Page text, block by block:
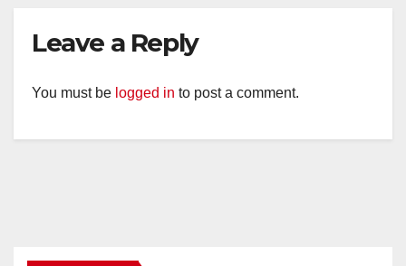
Leave a Reply
You must be logged in to post a comment.